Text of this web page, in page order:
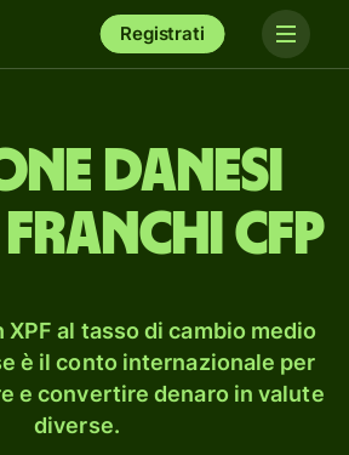
Registrati
danesi
CFP
XPF al tasso di cambio medio
è il conto internazionale per
e convertire denaro in valute
diverse.